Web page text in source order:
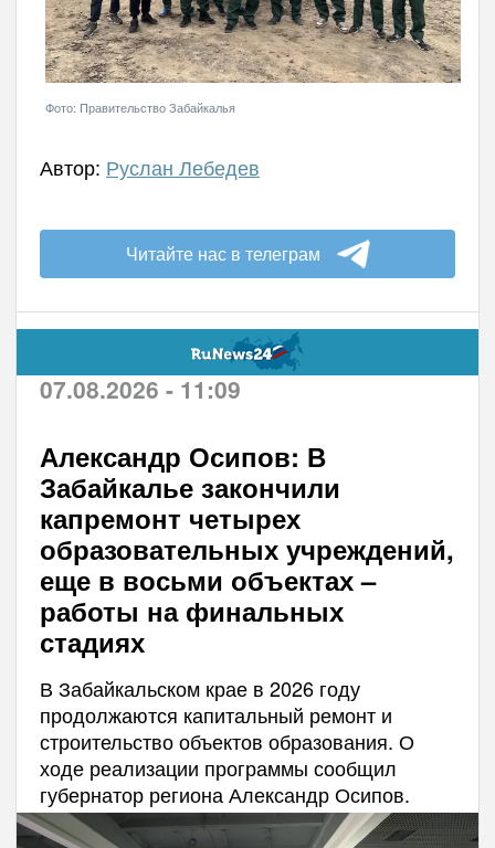
Фото: Правительство Забайкалья
Автор: Руслан Лебедев
Читайте нас в телеграм
07.08.2026 - 11:09
Александр Осипов: В
Забайкалье закончили
капремонт четырех
образовательных учреждений,
еще в восьми объектах –
работы на финальных
стадиях
В Забайкальском крае в 2026 году
продолжаются капитальный ремонт и
строительство объектов образования. О
ходе реализации программы сообщил
губернатор региона Александр Осипов.